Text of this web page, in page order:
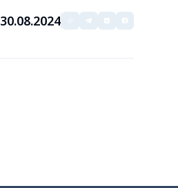
30.08.2024